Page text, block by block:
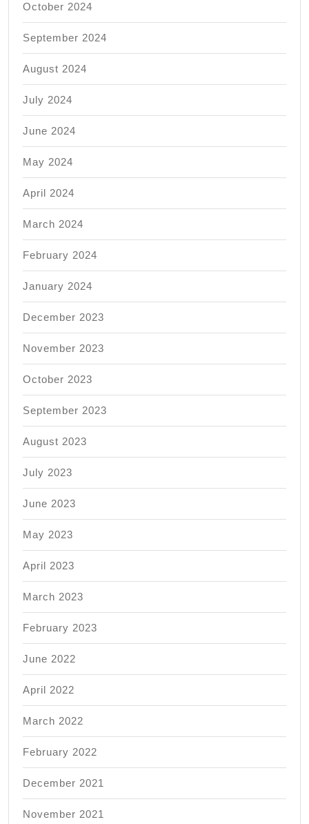
October 2024
September 2024
August 2024
July 2024
June 2024
May 2024
April 2024
March 2024
February 2024
January 2024
December 2023
November 2023
October 2023
September 2023
August 2023
July 2023
June 2023
May 2023
April 2023
March 2023
February 2023
June 2022
April 2022
March 2022
February 2022
December 2021
November 2021